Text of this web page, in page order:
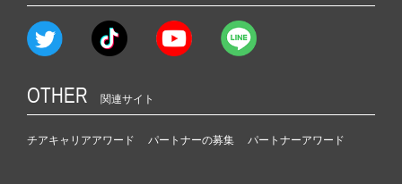
OTHER 関連サイト
チアキャリアアワード パートナーの募集 パートナーアワード